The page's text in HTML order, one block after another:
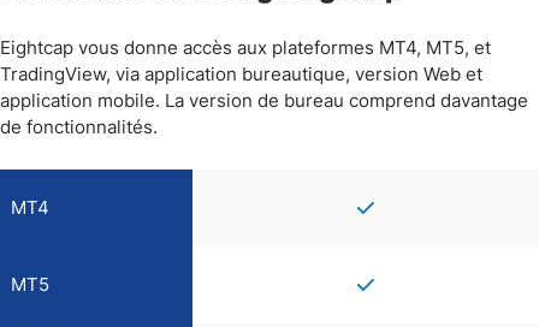
Eightcap vous donne accès aux plateformes MT4, MT5, et
TradingView, via application bureautique, version Web et
application mobile. La version de bureau comprend davantage
de fonctionnalités.
MT4
MT5